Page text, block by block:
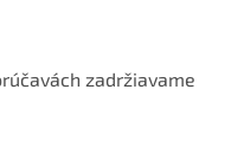
zadržiavame